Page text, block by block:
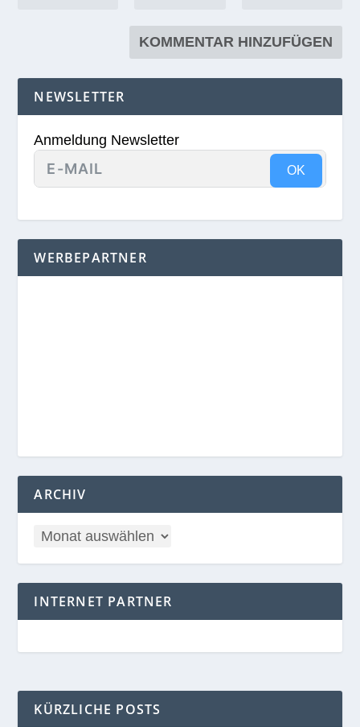
NEWSLETTER
Anmeldung Newsletter
OK
WERBEPARTNER
ARCHIV
INTERNET PARTNER
KÜRZLICHE POSTS